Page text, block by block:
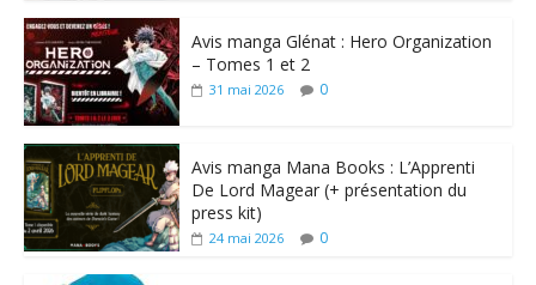
Avis manga Glénat : Hero Organization
– Tomes 1 et 2
31 mai 2026 0
Avis manga Mana Books : L’Apprenti
De Lord Magear (+ présentation du
press kit)
24 mai 2026 0